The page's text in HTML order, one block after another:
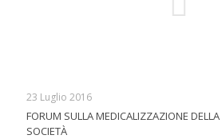
23 Luglio 2016
FORUM SULLA MEDICALIZZAZIONE
SOCIETÀ